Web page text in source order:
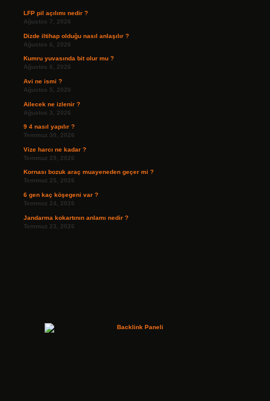
LFP pil açılımı nedir ?
Ağustos 7, 2026
Dizde iltihap olduğu nasıl anlaşılır ?
Ağustos 6, 2026
Kumru yuvasında bit olur mu ?
Ağustos 6, 2026
Avi ne ismi ?
Ağustos 5, 2026
Ailecek ne izlenir ?
Ağustos 3, 2026
9 4 nasıl yapılır ?
Temmuz 30, 2026
Vize harcı ne kadar ?
Temmuz 29, 2026
Kornası bozuk araç muayeneden geçer mi ?
Temmuz 25, 2026
6 gen kaç köşegeni var ?
Temmuz 24, 2026
Jandarma kokartının anlamı nedir ?
Temmuz 23, 2026